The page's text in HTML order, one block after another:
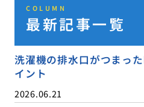
COLUMN
最新記事一覧
洗濯機の排水口がつまっ
イント
2026.06.21